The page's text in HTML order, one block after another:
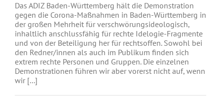
Das ADIZ Baden-Württemberg hält die Demonstration
gegen die Corona-Maßnahmen in Baden-Württemberg in
der großen Mehrheit für verschwörungsideologisch,
inhaltlich anschlussfähig für rechte Idelogie-Fragmente
und von der Beteiligung her für rechtsoffen. Sowohl bei
den Redner/innen als auch im Publikum finden sich
extrem rechte Personen und Gruppen. Die einzelnen
Demonstrationen führen wir aber vorerst nicht auf, wenn
wir [...]